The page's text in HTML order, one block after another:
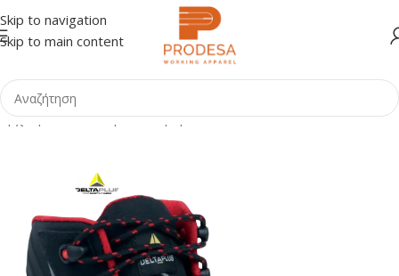
Skip to navigation
Skip to main content
Αρχική σελίδα Shop Υπόδηση Μποτάκια